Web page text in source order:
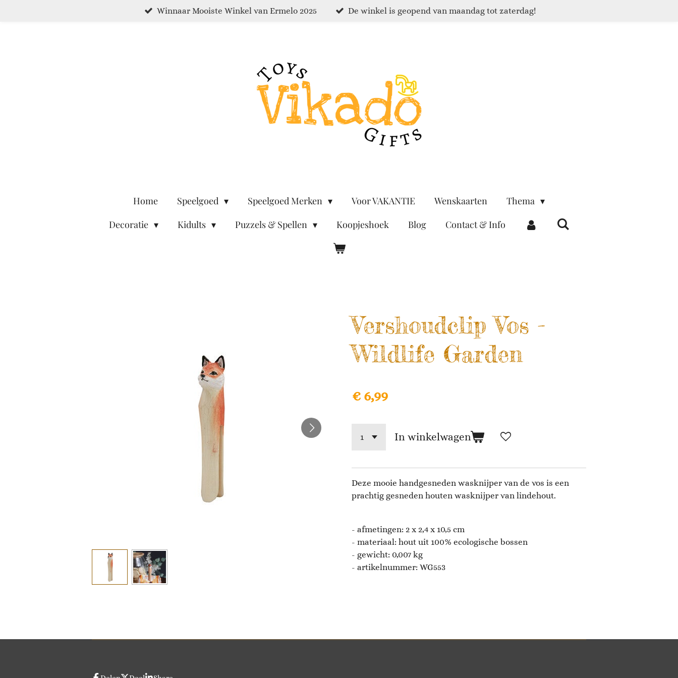
Winnaar Mooiste Winkel van Ermelo 2025 De winkel is geopend van maandag tot zaterdag!
Home Speelgoed Speelgoed Merken Voor VAKANTIE Wenskaarten
Thema
Decoratie
Kidults Puzzels & Spellen Koopjeshoek Blog Contact & Info
Vershoudclip Vos -
Wildlife Garden
€ 6,99
In winkelwagen
Deze mooie handgesneden wasknijper van de vos is een
prachtig gesneden houten wasknijper van lindehout.
- afmetingen: 2 x 2,4 x 10,5 cm
- materiaal: hout uit 100% ecologische bossen
- gewicht: 0,007 kg
- artikelnummer: WG553